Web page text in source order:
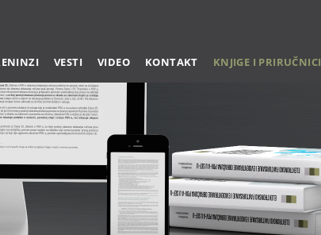
VESTI VIDEO KONTAKT KNJIGE I PRIRUČNICI